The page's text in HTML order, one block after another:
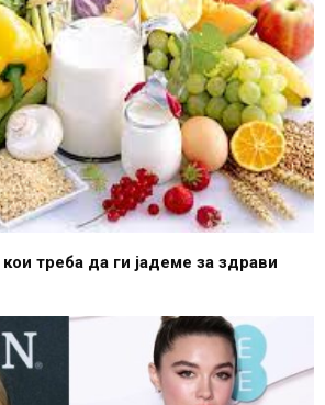
треба да ги јадеме за здрави